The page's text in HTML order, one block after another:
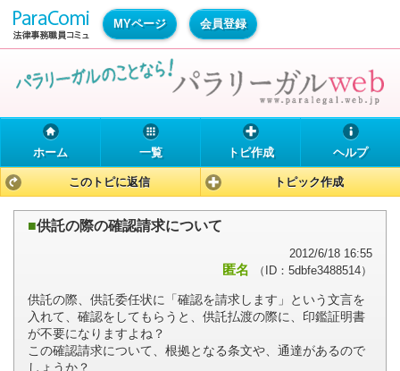
MYページ 会員登録
ホーム 一覧 トピ作成 ヘルプ
このトピに返信 トピック作成
■供託の際の確認請求について
2012/6/18 16:55
匿名 （ID：5dbfe3488514）
供託の際、供託委任状に「確認を請求します」という文言を
入れて、確認をしてもらうと、供託払渡の際に、印鑑証明書
が不要になりますよね？
この確認請求について、根拠となる条文や、通達があるので
しょうか？